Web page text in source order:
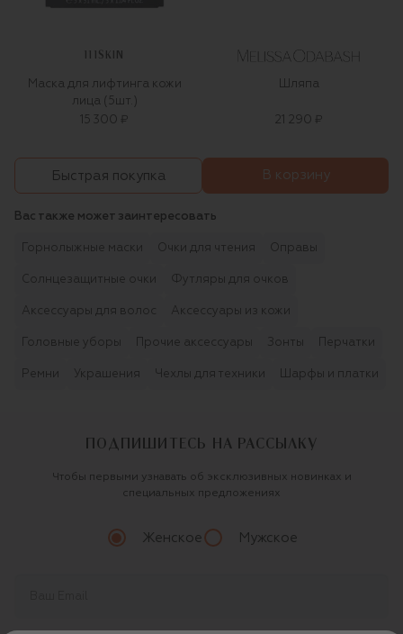
111SKIN
Маска для лифтинга кожи
лица (5шт.)
15 300 ₽
Шляпа
21 290 ₽
Быстрая покупка В корзину
Вас также может заинтересовать
Горнолыжные маски Очки для чтения Оправы
Солнцезащитные очки Футляры для очков
Аксессуары для волос Аксессуары из кожи
Головные уборы Прочие аксессуары Зонты Перчатки
Ремни Украшения Чехлы для техники Шарфы и платки
ПОДПИШИТЕСЬ НА РАССЫЛКУ
Чтобы первыми узнавать об эксклюзивных новинках и
специальных предложениях
Женское Мужское